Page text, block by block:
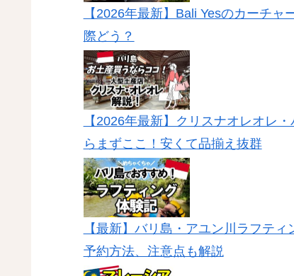
【2026年最新】Bali Yesのカーチ
際どう？
【2026年最新】クリスナオレオレ
らまずここ！安くて品揃え抜群
【最新】バリ島・アユン川ラフテ
予約方法、注意点も解説